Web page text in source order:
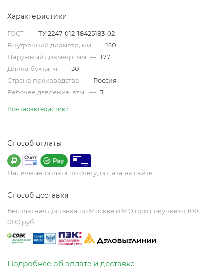
Характеристики
ГОСТ — ТУ 2247-012-18425183-02
Внутренний диаметр, мм — 160
Наружный диаметр, мм — 177
Длина бухты, м — 30
Страна производства — Россия
Рабочее давление, атм.
— 3
Все характеристики
Способ оплаты
Наличные, оплата по счету, оплата на сайте
Способ доставки
Бесплатная доставка по Москве и МО при покупке от 100
000 руб.
Подробнее об оплате и доставке